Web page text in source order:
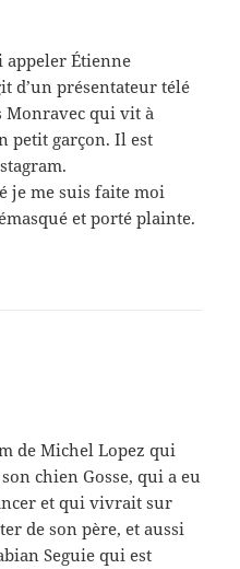
appeler Étienne
d’un présentateur télé
Monravec qui vit à
petit garçon. Il est
je me suis faite moi
et porté plainte.
de Michel Lopez qui
chien Gosse, qui a eu
et qui vivrait sur
de son père, et aussi
Seguie qui est